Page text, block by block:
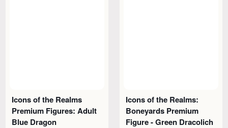
Icons of the Realms
Premium Figures: Adult
Blue Dragon
Icons of the Realms:
Boneyards Premium
Figure - Green Dracolich